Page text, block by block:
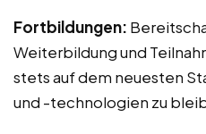
Fortbildungen:
Weiterbildung und
stets auf dem neuesten
und -technologien zu